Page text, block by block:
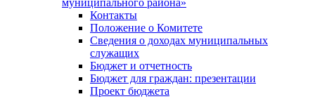
муниципального района»
Контакты
Положение о Комитете
Сведения о доходах муниципальных
служащих
Бюджет и отчетность
Бюджет для граждан: презентации
Проект бюджета